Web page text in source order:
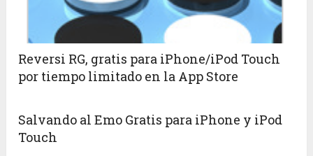
Reversi RG, gratis para iPhone/iPod Touch
por tiempo limitado en la App Store
Salvando al Emo Gratis para iPhone y iPod
Touch